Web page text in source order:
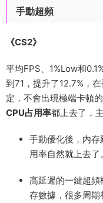
手動超頻
《CS2》
平均FPS、1%Low和
到71，提升了12.7%，
定，不會出現極端卡頓
CPU占用率都上去了，
手動優化後，内
用率自然就上去了。
高延遲的一鍵超
存數據，很多周